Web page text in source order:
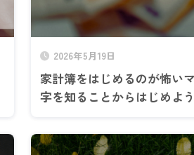
2026年5月19日
家計簿をはじめるのが怖い
字を知ることからはじめよう